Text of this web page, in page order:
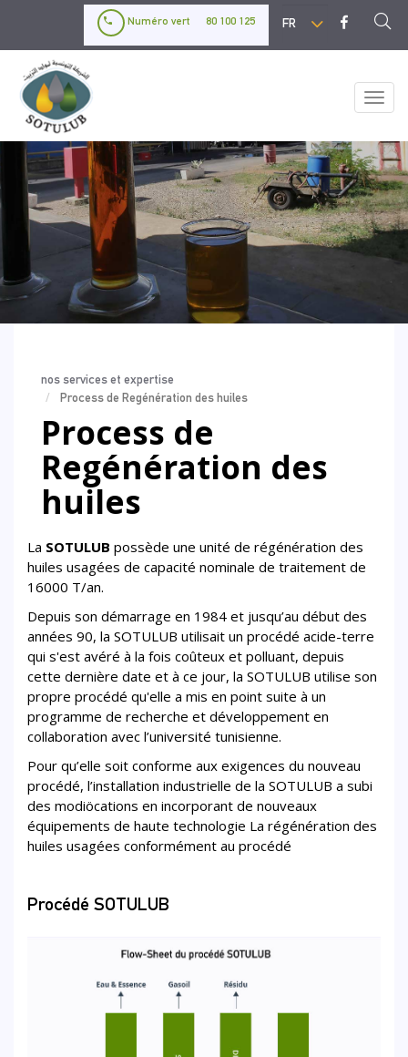
principal
your
language
Numéro vert 80 100 125
Toggle
nos services et expertise
Process de Regénération des huiles
Process de
Regénération des
huiles
La SOTULUB possède une unité de régénération des
huiles usagées de capacité nominale de traitement de
16000 T/an.
Depuis son démarrage en 1984 et jusqu’au début des
années 90, la SOTULUB utilisait un procédé acide-terre
qui s'est avéré à la fois coûteux et polluant, depuis
cette dernière date et à ce jour, la SOTULUB utilise son
propre procédé qu'elle a mis en point suite à un
programme de recherche et développement en
collaboration avec l’université tunisienne.
Pour qu’elle soit conforme aux exigences du nouveau
procédé, l’installation industrielle de la SOTULUB a subi
des modiöcations en incorporant de nouveaux
équipements de haute technologie La régénération des
huiles usagées conformément au procédé
Procédé SOTULUB